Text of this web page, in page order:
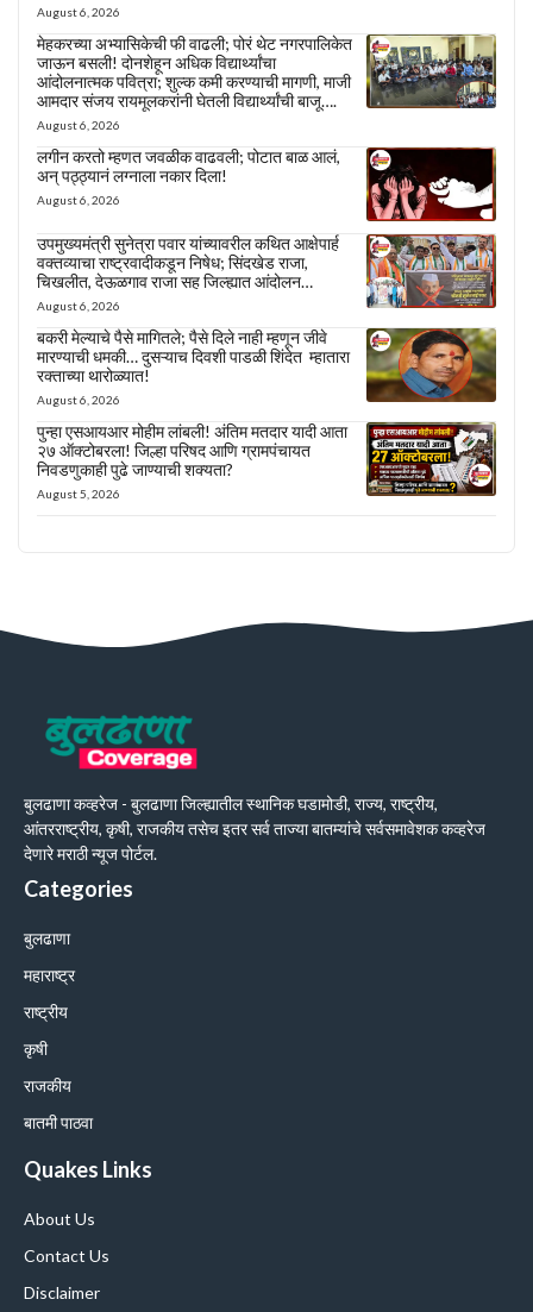
August 6, 2026
मेहकरच्या अभ्यासिकेची फी वाढली; पोरं थेट नगरपालिकेत
जाऊन बसली! दोनशेहून अधिक विद्यार्थ्यांचा
आंदोलनात्मक पवित्रा; शुल्क कमी करण्याची मागणी, माजी
आमदार संजय रायमूलकरांनी घेतली विद्यार्थ्यांची बाजू….
August 6, 2026
लगीन करतो म्हणत जवळीक वाढवली; पोटात बाळ आलं,
अन् पठ्ठ्यानं लग्नाला नकार दिला!
August 6, 2026
उपमुख्यमंत्री सुनेत्रा पवार यांच्यावरील कथित आक्षेपार्ह
वक्तव्याचा राष्ट्रवादीकडून निषेध; सिंदखेड राजा,
चिखलीत, देऊळगाव राजा सह जिल्ह्यात आंदोलन…
August 6, 2026
बकरी मेल्याचे पैसे मागितले; पैसे दिले नाही म्हणून जीवे
मारण्याची धमकी… दुसऱ्याच दिवशी पाडळी शिंदेत म्हातारा
रक्ताच्या थारोळ्यात!
August 6, 2026
पुन्हा एसआयआर मोहीम लांबली! अंतिम मतदार यादी आता
२७ ऑक्टोबरला! जिल्हा परिषद आणि ग्रामपंचायत
निवडणुकाही पुढे जाण्याची शक्यता?
August 5, 2026
बुलढाणा कव्हरेज - बुलढाणा जिल्ह्यातील स्थानिक घडामोडी, राज्य, राष्ट्रीय,
आंतरराष्ट्रीय, कृषी, राजकीय तसेच इतर सर्व ताज्या बातम्यांचे सर्वसमावेशक कव्हरेज
देणारे मराठी न्यूज पोर्टल.
Categories
बुलढाणा
महाराष्ट्र
राष्ट्रीय
कृषी
राजकीय
बातमी पाठवा
Quakes Links
About Us
Contact Us
Disclaimer